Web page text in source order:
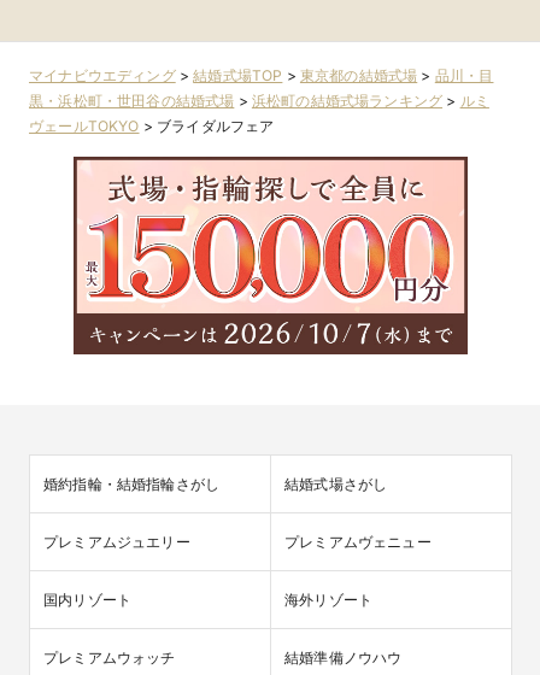
マイナビウエディング>結婚式場TOP > 東京都の結婚式場 > 品川・目
黒・浜松町・世田谷の結婚式場 > 浜松町の結婚式場ランキング > ルミ
ヴェールTOKYO > ブライダルフェア
婚約指輪・結婚指輪さがし 結婚式場さがし
プレミアムジュエリー プレミアムヴェニュー
国内リゾート 海外リゾート
プレミアムウォッチ 結婚準備ノウハウ